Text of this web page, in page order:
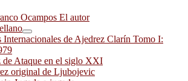
Ocampos El autor
Internacionales de Ajedrez Clarín Tomo I:
de Ataque en el siglo XXI
original de Ljubojevic